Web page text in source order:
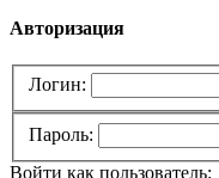
Авторизация
Логин:
Пароль:
Войти как пользователь: